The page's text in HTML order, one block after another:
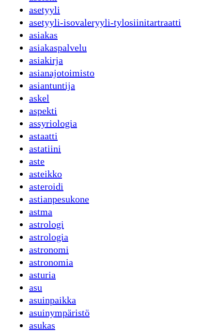
asetyyli
asetyyli-isovaleryyli-tylosiinitartraatti
asiakas
asiakaspalvelu
asiakirja
asianajotoimisto
asiantuntija
askel
aspekti
assyriologia
astaatti
astatiini
aste
asteikko
asteroidi
astianpesukone
astma
astrologi
astrologia
astronomi
astronomia
asturia
asu
asuinpaikka
asuinympäristö
asukas